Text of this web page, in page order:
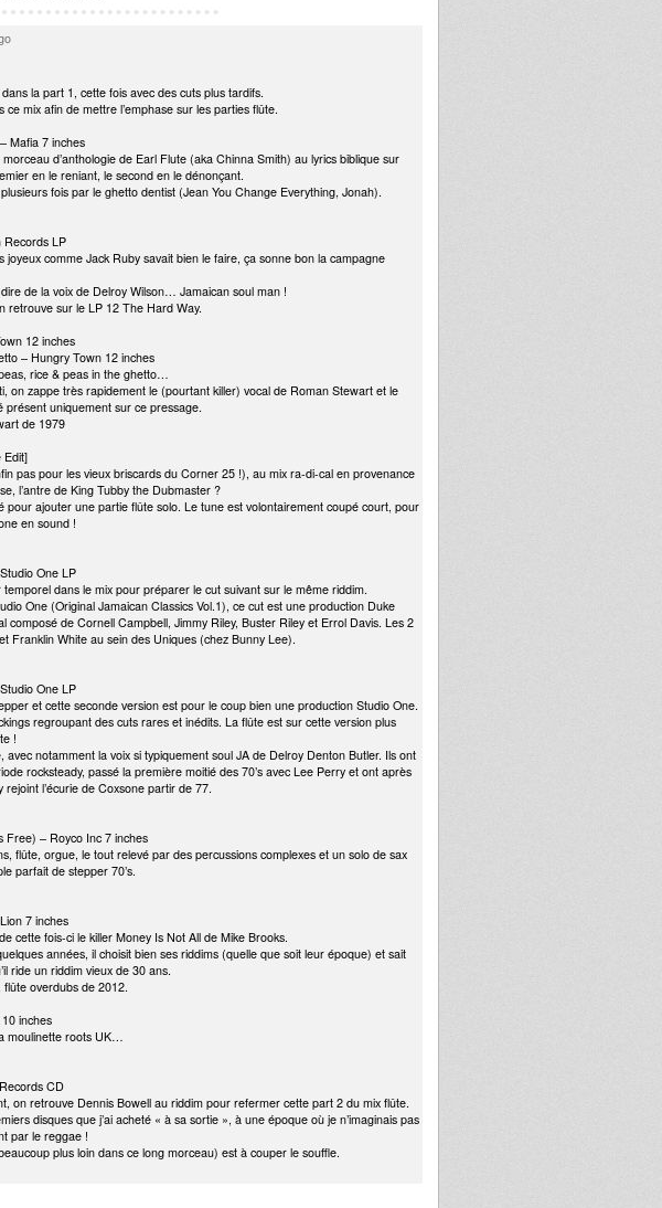
la part 1, cette fois avec des cuts plus tardifs.
mix afin de mettre l’emphase sur les parties flûte.
Mafia 7 inches
d’anthologie de Earl Flute (aka Chinna Smith) au lyrics biblique sur
en le reniant, le second en le dénonçant.
fois par le ghetto dentist (Jean You Change Everything, Jonah).
Records LP
joyeux comme Jack Ruby savait bien le faire, ça sonne bon la campagne
de la voix de Delroy Wilson… Jamaican soul man !
retrouve sur le LP 12 The Hard Way.
12 inches
– Hungry Town 12 inches
rice & peas in the ghetto…
on zappe très rapidement le (pourtant killer) vocal de Roman Stewart et le
présent uniquement sur ce pressage.
de 1979
Edit]
pas pour les vieux briscards du Corner 25 !), au mix ra-di-cal en provenance
l’antre de King Tubby the Dubmaster ?
pour ajouter une partie flûte solo. Le tune est volontairement coupé court, pour
en sound !
One LP
dans le mix pour préparer le cut suivant sur le même riddim.
One (Original Jamaican Classics Vol.1), ce cut est une production Duke
composé de Cornell Campbell, Jimmy Riley, Buster Riley et Errol Davis. Les 2
Franklin White au sein des Uniques (chez Bunny Lee).
One LP
et cette seconde version est pour le coup bien une production Studio One.
regroupant des cuts rares et inédits. La flûte est sur cette version plus
!
notamment la voix si typiquement soul JA de Delroy Denton Butler. Ils ont
rocksteady, passé la première moitié des 70’s avec Lee Perry et ont après
l’écurie de Coxsone partir de 77.
Free) – Royco Inc 7 inches
flûte, orgue, le tout relevé par des percussions complexes et un solo de sax
parfait de stepper 70’s.
7 inches
cette fois-ci le killer Money Is Not All de Mike Brooks.
années, il choisit bien ses riddims (quelle que soit leur époque) et sait
ride un riddim vieux de 30 ans.
overdubs de 2012.
inches
moulinette roots UK…
CD
on retrouve Dennis Bowell au riddim pour refermer cette part 2 du mix flûte.
disques que j’ai acheté « à sa sortie », à une époque où je n’imaginais pas
par le reggae !
plus loin dans ce long morceau) est à couper le souffle.